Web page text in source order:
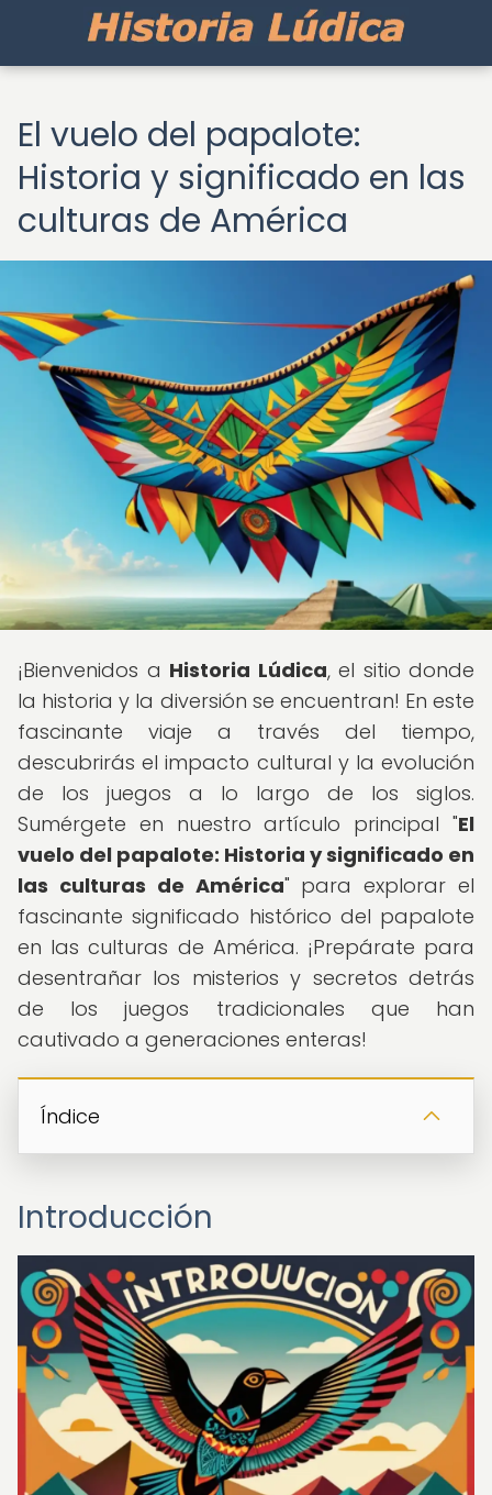
El vuelo del papalote:
Historia y significado en las
culturas de América
¡Bienvenidos a Historia Lúdica, el sitio donde
la historia y la diversión se encuentran! En este
fascinante viaje a través del tiempo,
descubrirás el impacto cultural y la evolución
de los juegos a lo largo de los siglos.
Sumérgete en nuestro artículo principal "El
vuelo del papalote: Historia y significado en
las culturas de América" para explorar el
fascinante significado histórico del papalote
en las culturas de América. ¡Prepárate para
desentrañar los misterios y secretos detrás
de los juegos tradicionales que han
cautivado a generaciones enteras!
Índice
Introducción